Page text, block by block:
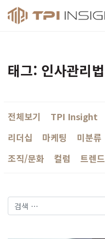
태그: 인사관리법
전체보기 TPI Insight
리더십
마케팅 미분류
조직/문화
컬럼 트렌드
다음 검색: